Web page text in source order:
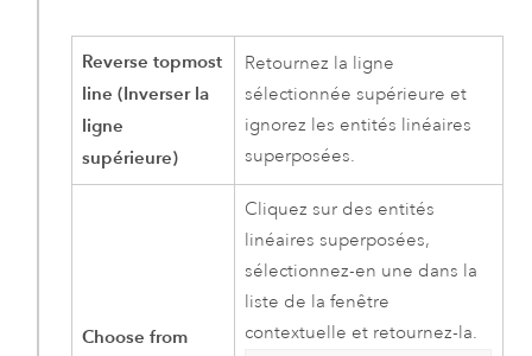
Reverse topmost
line (Inverser la
ligne
supérieure)
Retournez la ligne
sélectionnée supérieure et
ignorez les entités linéaires
superposées.
Choose from
Cliquez sur des entités
linéaires superposées,
sélectionnez-en une dans la
liste de la fenêtre
contextuelle et retournez-la.